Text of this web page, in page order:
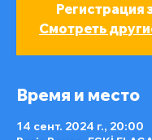
Регистрация
Смотреть
Время и место
14 сент. 2024 г., 20:00